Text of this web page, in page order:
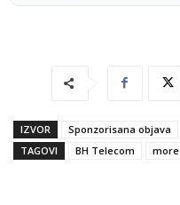
IZVOR
Sponzorisana objava
TAGOVI
BH Telecom more